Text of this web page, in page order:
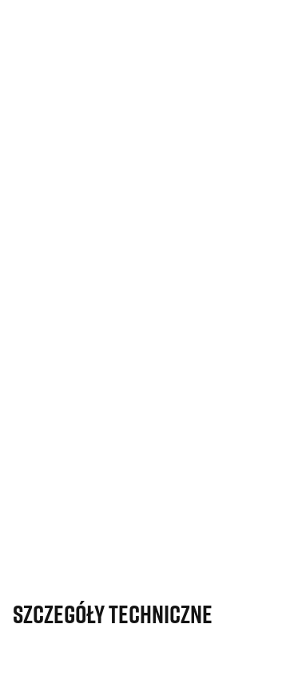
Szczegóły techniczne